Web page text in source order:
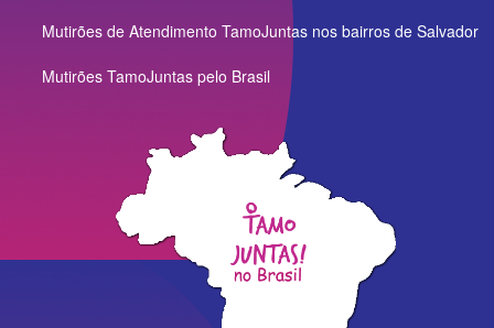
Mutirões de Atendimento TamoJuntas nos bairros de Salvador
Mutirões TamoJuntas pelo Brasil